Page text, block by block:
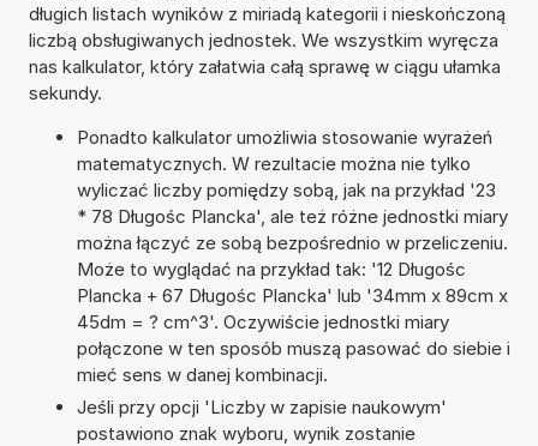
długich listach wyników z miriadą kategorii i nieskończoną
liczbą obsługiwanych jednostek. We wszystkim wyręcza
nas kalkulator, który załatwia całą sprawę w ciągu ułamka
sekundy.
Ponadto kalkulator umożliwia stosowanie wyrażeń
matematycznych. W rezultacie można nie tylko
wyliczać liczby pomiędzy sobą, jak na przykład '23
* 78 Długośc Plancka', ale też różne jednostki miary
można łączyć ze sobą bezpośrednio w przeliczeniu.
Może to wyglądać na przykład tak: '12 Długośc
Plancka + 67 Długośc Plancka' lub '34mm x 89cm x
45dm = ? cm^3'. Oczywiście jednostki miary
połączone w ten sposób muszą pasować do siebie i
mieć sens w danej kombinacji.
Jeśli przy opcji 'Liczby w zapisie naukowym'
postawiono znak wyboru, wynik zostanie